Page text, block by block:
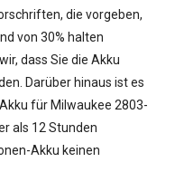
die vorgeben,
von 30% halten
dass Sie die Akku
Darüber hinaus ist es
Akku für Milwaukee 2803-
als 12 Stunden
Akku keinen